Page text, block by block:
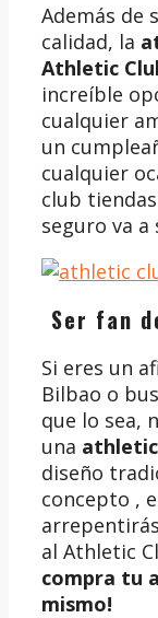
Además de
calidad, la
Athletic
increíble
cualquier
un
cualquier
club
seguro va a
Ser fan
Si eres un
Bilbao o
que lo sea,
una
diseño
concepto ,
al Athletic
compra tu
mismo!